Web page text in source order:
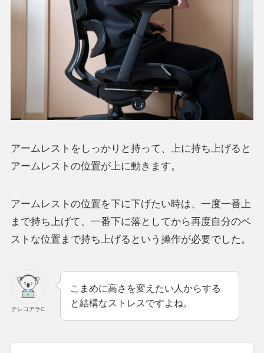
アームレストをしっかりと持って、上に持ち上げると
アームレストの位置が上に動きます。
アームレストの位置を下に下げたい時は、一度一番上
まで持ち上げて、一番下に落としてから再度自分のベ
ストな位置まで持ち上げるという操作が必要でした。
テレコアラC
こまめに高さを変えたい人からする
と結構なストレスですよね。